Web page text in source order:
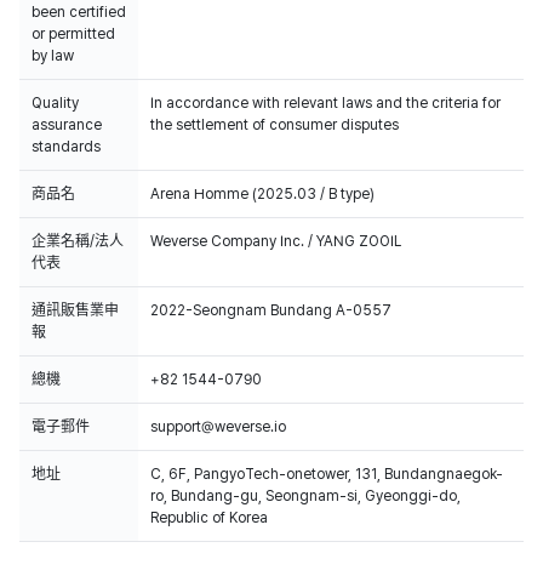
been certified
or permitted
by law
Quality
assurance
standards
In accordance with relevant laws and the criteria for
the settlement of consumer disputes
商品名 Arena Homme (2025.03 / B type)
企業名稱/法人
代表
Weverse Company Inc. / YANG ZOOIL
通訊販售業申
報
2022-Seongnam Bundang A-0557
總機 +82 1544-0790
電子郵件 support@weverse.io
地址
C, 6F, PangyoTech-onetower, 131, Bundangnaegok-
ro, Bundang-gu, Seongnam-si, Gyeonggi-do,
Republic of Korea